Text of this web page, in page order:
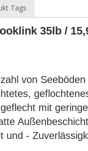
Tags
35lb /
von Seeböden
mit
und -